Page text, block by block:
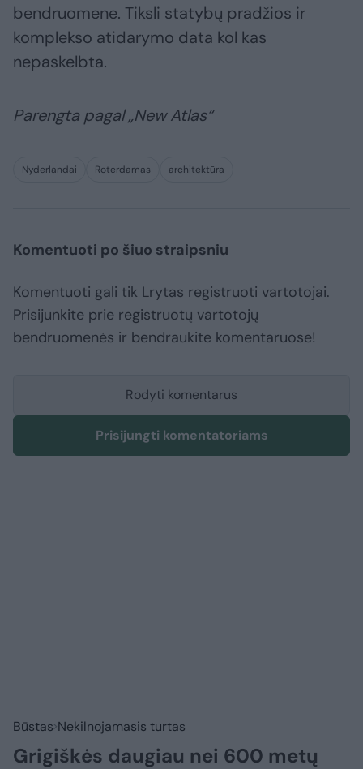
bendruomene. Tiksli statybų pradžios ir
komplekso atidarymo data kol kas
nepaskelbta.
Parengta pagal „New Atlas“
Nyderlandai Roterdamas architektūra
Komentuoti po šiuo straipsniu
Komentuoti gali tik Lrytas registruoti vartotojai.
Prisijunkite prie registruotų vartotojų
bendruomenės ir bendraukite komentaruose!
Rodyti komentarus
Prisijungti komentatoriams
Būstas Nekilnojamasis turtas
Grigiškės daugiau nei 600 metų